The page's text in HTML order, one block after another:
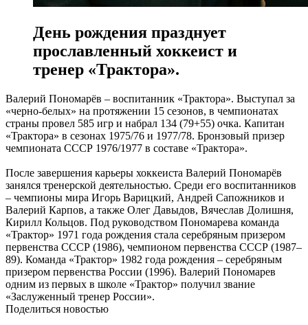
День рождения празднует
прославленный хоккеист и
тренер «Трактора».
Валерий Пономарёв – воспитанник «Трактора». Выступал за
«черно-белых» на протяжении 15 сезонов, в чемпионатах
страны провел 585 игр и набрал 134 (79+55) очка. Капитан
«Трактора» в сезонах 1975/76 и 1977/78. Бронзовый призер
чемпионата СССР 1976/1977 в составе «Трактора».
После завершения карьеры хоккеиста Валерий Пономарёв
занялся тренерской деятельностью. Среди его воспитанников
– чемпионы мира Игорь Варицкий, Андрей Сапожников и
Валерий Карпов, а также Олег Давыдов, Вячеслав Долишня,
Кирилл Кольцов. Под руководством Пономарева команда
«Трактор» 1971 года рождения стала серебряным призером
первенства СССР (1986), чемпионом первенства СССР (1987–
89). Команда «Трактор» 1982 года рождения – серебряным
призером первенства России (1996). Валерий Пономарев
одним из первых в школе «Трактор» получил звание
«Заслуженный тренер России».
Поделиться новостью